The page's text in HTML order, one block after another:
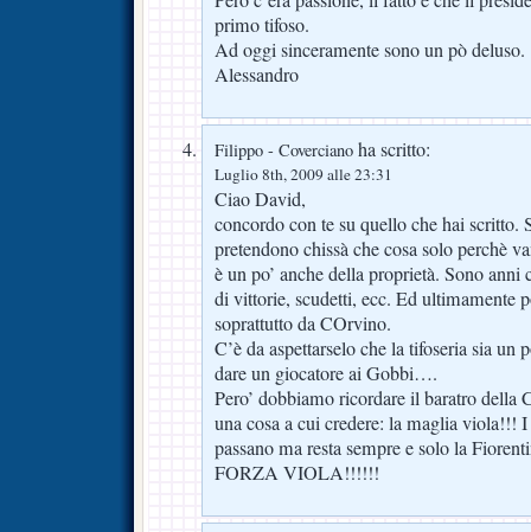
primo tifoso.
Ad oggi sinceramente sono un pò deluso.
Alessandro
Filippo - Coverciano ha scritto:
Luglio 8th, 2009 alle 23:31
Ciao David,
concordo con te su quello che hai scritto.
pretendono chissà che cosa solo perchè
è un po’ anche della proprietà. Sono
di vittorie, scudetti, ecc. Ed ultimamente
soprattutto da COrvino.
C’è da aspettarselo che la tifoseria sia un
dare un giocatore ai Gobbi….
Pero’ dobbiamo ricordare il baratro della
una cosa a cui credere: la maglia viola!!!
passano ma resta sempre e solo la
FORZA VIOLA!!!!!!